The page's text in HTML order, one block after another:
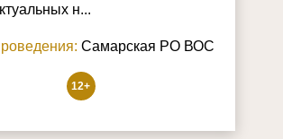
н...
Самарская РО ВОС
12+